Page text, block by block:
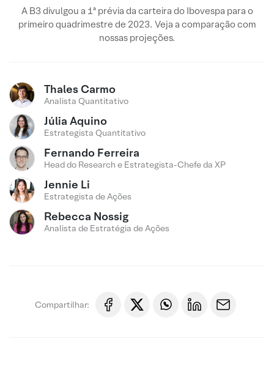
A B3 divulgou a 1ª prévia da carteira do Ibovespa para o
primeiro quadrimestre de 2023. Veja a comparação com
nossas projeções.
Thales Carmo
Analista Quantitativo
Júlia Aquino
Estrategista Quantitativo
Fernando Ferreira
Head do Research e Estrategista-Chefe da XP
Jennie Li
Estrategista de Ações
Rebecca Nossig
Analista de Estratégia de Ações
Compartilhar: